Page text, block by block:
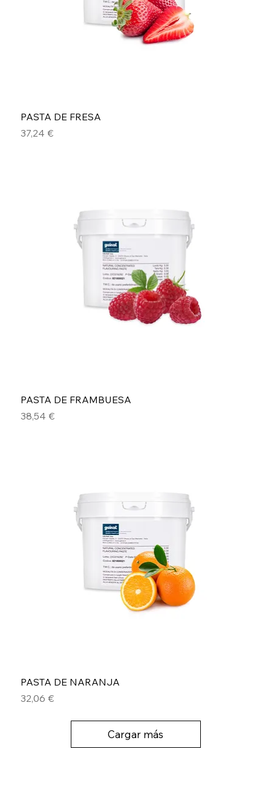
PASTA DE FRESA
Precio
37,24 €
PASTA DE FRAMBUESA
Precio
38,54 €
PASTA DE NARANJA
Precio
32,06 €
Cargar más